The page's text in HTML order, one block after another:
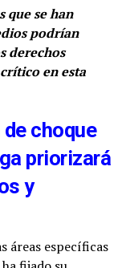
que se han
podrían
derechos
en esta
choque
priorizará
y
áreas específicas